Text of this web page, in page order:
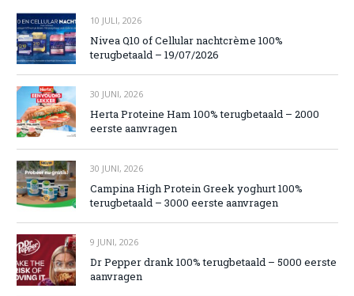
10 JULI, 2026
Nivea Q10 of Cellular nachtcrème 100%
terugbetaald – 19/07/2026
30 JUNI, 2026
Herta Proteine Ham 100% terugbetaald – 2000
eerste aanvragen
30 JUNI, 2026
Campina High Protein Greek yoghurt 100%
terugbetaald – 3000 eerste aanvragen
9 JUNI, 2026
Dr Pepper drank 100% terugbetaald – 5000 eerste
aanvragen